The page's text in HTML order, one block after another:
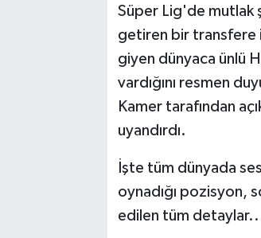
Süper Lig'de mutlak
getiren bir transfere
giyen dünyaca ünlü
vardığını resmen
Kamer tarafından
uyandırdı.
İşte tüm dünyada
oynadığı pozisyon,
edilen tüm
KÜLTÜR SANAT